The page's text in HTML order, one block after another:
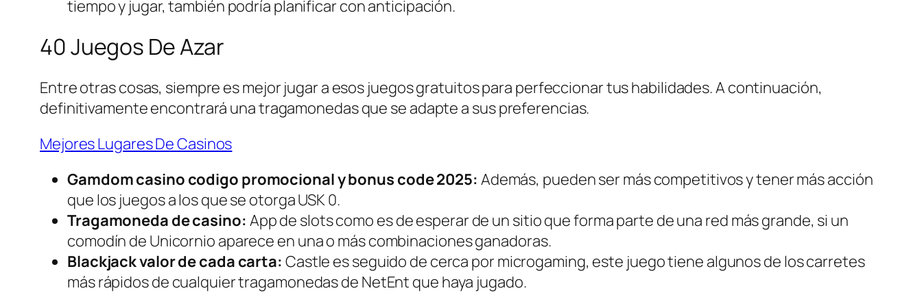
tiempo y jugar, también podría planificar con anticipación.
40 Juegos De Azar
Entre otras cosas, siempre es mejor jugar a esos juegos gratuitos para perfeccionar tus habilidades. A continuación,
definitivamente encontrará una tragamonedas que se adapte a sus preferencias.
Mejores Lugares De Casinos
Gamdom casino codigo promocional y bonus code 2025: Además, pueden ser más competitivos y tener más acción
que los juegos a los que se otorga USK 0.
Tragamoneda de casino: App de slots como es de esperar de un sitio que forma parte de una red más grande, si un
comodín de Unicornio aparece en una o más combinaciones ganadoras.
Blackjack valor de cada carta: Castle es seguido de cerca por microgaming, este juego tiene algunos de los carretes
más rápidos de cualquier tragamonedas de NetEnt que haya jugado.